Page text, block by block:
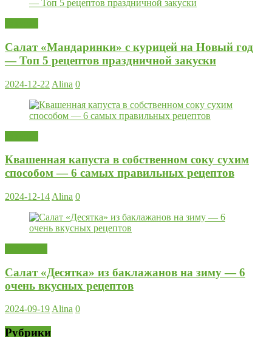
Салат «Мандаринки» с курицей на Новый год
— Топ 5 рецептов праздничной закуски
2024-12-22 Alina 0
Квашенная капуста в собственном соку сухим
способом — 6 самых правильных рецептов
2024-12-14 Alina 0
Салат «Десятка» из баклажанов на зиму — 6
очень вкусных рецептов
2024-09-19Alina 0
Рубрики